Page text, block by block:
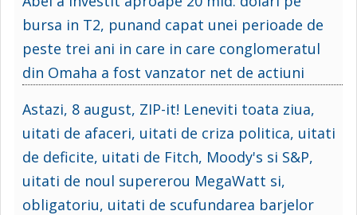
bursa in T2, punand capat unei perioade de
peste trei ani in care in care conglomeratul
din Omaha a fost vanzator net de actiuni
Astazi, 8 august, ZIP-it! Leneviti toata ziua,
uitati de afaceri, uitati de criza politica, uitati
de deficite, uitati de Fitch, Moody's si S&P,
uitati de noul supererou MegaWatt si,
obligatoriu, uitati de scufundarea barjelor